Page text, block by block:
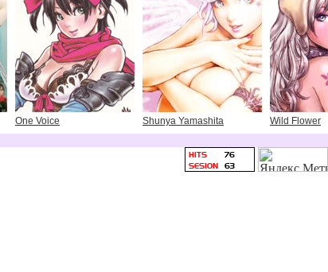
One Voice Shunya Yamashita Wild Flower